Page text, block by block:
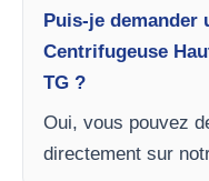
Puis-je demander
Centrifugeuse
TG ?
Oui, vous pouvez
directement sur